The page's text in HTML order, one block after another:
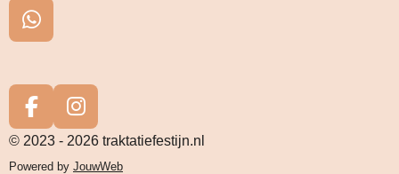
W
t
s
A
F
a
I
n
s
© 2023 - 2026 traktatiefestijn.nl
Powered by JouwWeb